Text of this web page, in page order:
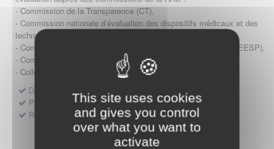
This site uses cookies
and gives you control
over what you want to
activate
- Commission de la Transparence (CT),
- Commission nationale d’évaluation des dispositifs médicaux et des
technologies de santé (CNEDiMTS),
- Commission d'évaluation économique et de santé publique (CEESP),
- Commission technique des vaccinations (CTV)
- Collège HAS (Forfait innovation : DM, DM-DIV, actes)
Dépôt d'un dossier pour un produit de santé
Protocoles d'études post-inscription
Rencontres précoces